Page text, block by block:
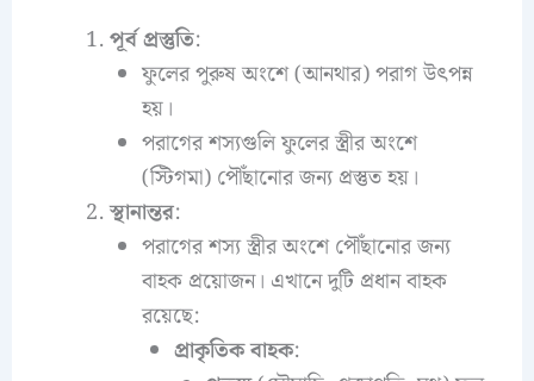
পূর্ব প্রস্তুতি:
ফুলের পুরুষ অংশে (আনথার) পরাগ উৎপন্ন
হয়।
পরাগের শস্যগুলি ফুলের স্ত্রীর অংশে
(স্টিগমা) পৌঁছানোর জন্য প্রস্তুত হয়।
স্থানান্তর:
পরাগের শস্য স্ত্রীর অংশে পৌঁছানোর জন্য
বাহক প্রয়োজন। এখানে দুটি প্রধান বাহক
রয়েছে:
প্রাকৃতিক বাহক: